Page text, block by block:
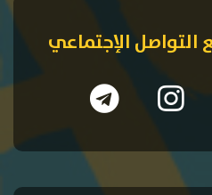
التواصل الإجتماعي